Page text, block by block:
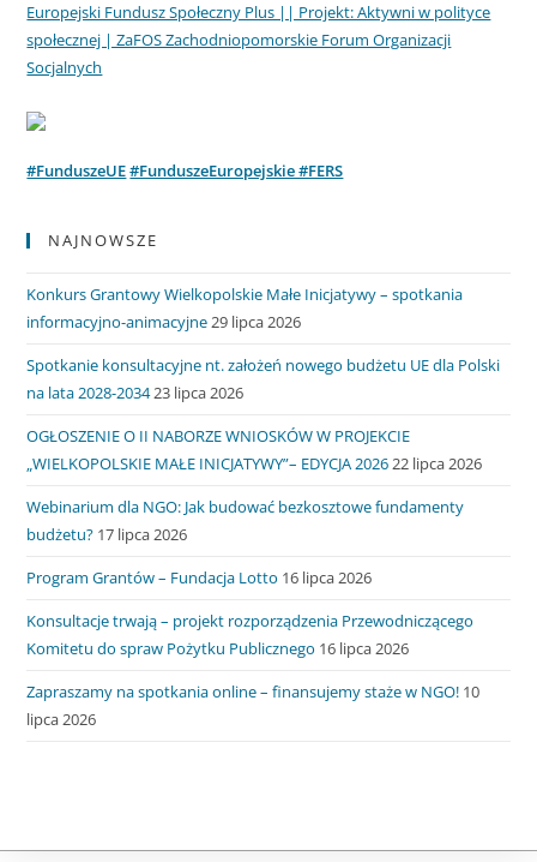
Europejski Fundusz Społeczny Plus || Projekt: Aktywni w polityce
społecznej | ZaFOS Zachodniopomorskie Forum Organizacji
Socjalnych
#FunduszeUE#FunduszeEuropejskie #FERS
NAJNOWSZE
Konkurs Grantowy Wielkopolskie Małe Inicjatywy – spotkania
informacyjno-animacyjne29 lipca 2026
Spotkanie konsultacyjne nt. założeń nowego budżetu UE dla Polski
na lata 2028-203423 lipca 2026
OGŁOSZENIE O II NABORZE WNIOSKÓW W PROJEKCIE
„WIELKOPOLSKIE MAŁE INICJATYWY”– EDYCJA 202622 lipca 2026
Webinarium dla NGO: Jak budować bezkosztowe fundamenty
budżetu? 17 lipca 2026
Program Grantów – Fundacja Lotto 16 lipca 2026
Konsultacje trwają – projekt rozporządzenia Przewodniczącego
Komitetu do spraw Pożytku Publicznego 16 lipca 2026
Zapraszamy na spotkania online – finansujemy staże w NGO! 10
lipca 2026